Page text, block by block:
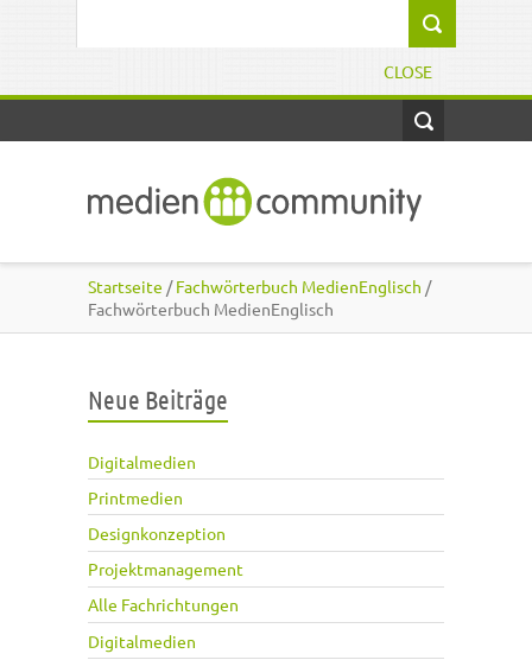
CLOSE
Startseite /Fachwörterbuch MedienEnglisch /
Fachwörterbuch MedienEnglisch
Neue Beiträge
Digitalmedien
Printmedien
Designkonzeption
Projektmanagement
Alle Fachrichtungen
Digitalmedien